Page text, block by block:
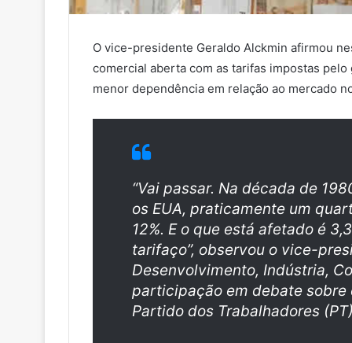
O vice-presidente Geraldo Alckmin afirmou
comercial aberta com as tarifas impostas
menor dependência em relação ao mercado
“Vai passar. Na década de
os EUA, praticamente um
12%. E o que está afetado é
tarifaço”, observou o vice-
Desenvolvimento, Indústria,
participação em debate
Partido dos Trabalhadores